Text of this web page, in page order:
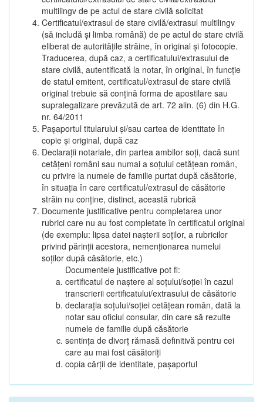
multilingv de pe actul de stare civilă solicitat
Certificatul/extrasul de stare civilă/extrasul multilingv
(să includă și limba română) de pe actul de stare civilă
eliberat de autoritățile străine, în original și fotocopie.
Traducerea, după caz, a certificatului/extrasului de
stare civilă, autentificată la notar, în original, în funcție
de statul emitent, certificatul/extrasul de stare civilă
original trebuie să conțină forma de apostilare sau
supralegalizare prevăzută de art. 72 alin. (6) din H.G.
nr. 64/2011
Pașaportul titularului și/sau cartea de identitate în
copie și original, după caz
Declarații notariale, din partea ambilor soți, dacă sunt
cetățeni români sau numai a soțului cetățean român,
cu privire la numele de familie purtat după căsătorie,
în situația în care certificatul/extrasul de căsătorie
străin nu conține, distinct, această rubrică
Documente justificative pentru completarea unor
rubrici care nu au fost completate în certificatul original
(de exemplu: lipsa datei nașterii soților, a rubricilor
privind părinții acestora, nemenționarea numelui
soților după căsătorie, etc.)
Documentele justificative pot fi:
certificatul de naștere al soțului/soției în cazul
transcrierii certificatului/extrasului de căsătorie
declarația soțului/soției cetățean român, dată la
notar sau oficiul consular, din care să rezulte
numele de familie după căsătorie
sentința de divorț rămasă definitivă pentru cei
care au mai fost căsătoriți
copia cărții de identitate, pașaportul